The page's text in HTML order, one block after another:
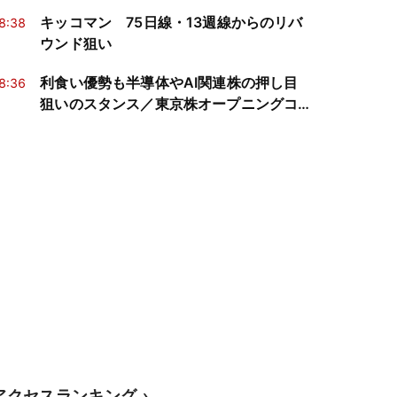
キッコマン 75日線・13週線からのリバ
ウンド狙い
利食い優勢も半導体やAI関連株の押し目
狙いのスタンス／東京株オープニングコ